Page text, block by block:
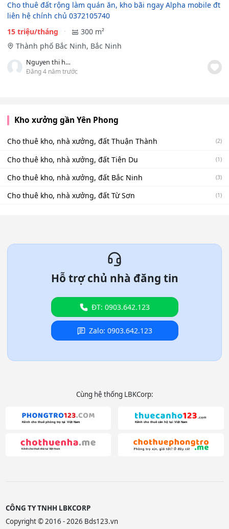
Cho thuê đất rộng làm quán ăn, kho bãi ngay Alpha mobile đt
liên hệ chính chủ 0372105740
15 triệu/tháng
300 m²
Thành phố Bắc Ninh, Bắc Ninh
Nguyen thi hanh
Đăng 4 năm trước
Kho xưởng gần Yên Phong
Cho thuê kho, nhà xưởng, đất Thuận Thành (2)
Cho thuê kho, nhà xưởng, đất Tiên Du (1)
Cho thuê kho, nhà xưởng, đất Bắc Ninh (3)
Cho thuê kho, nhà xưởng, đất Từ Sơn (1)
Hỗ trợ chủ nhà đăng tin
ĐT: 0903.642.123
Zalo: 0903.642.123
Cùng hệ thống LBKCorp:
CÔNG TY TNHH LBKCORP
Copyright © 2016 - 2026 Bds123.vn